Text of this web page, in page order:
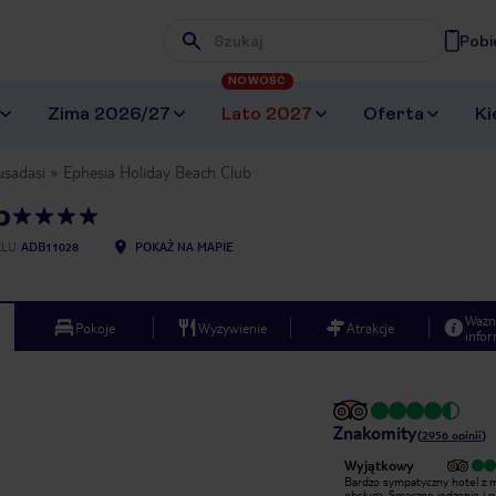
Wpisz frazę, której szukasz
Zima 2026/27 Lato 2027
NOWOŚĆ
Oferta
Ephesia Holiday Beach Club
ADB11028 POKAŻ NA MAPIE
Pokoje Wyżywienie Atrakcje
Znakomity(2956 opinii)
Wyjątkowy
Bardzo sympatyczny hotel z